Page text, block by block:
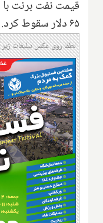
۶۵ دلار سقوط کرد.
لطفا روی عکس تبلیغات